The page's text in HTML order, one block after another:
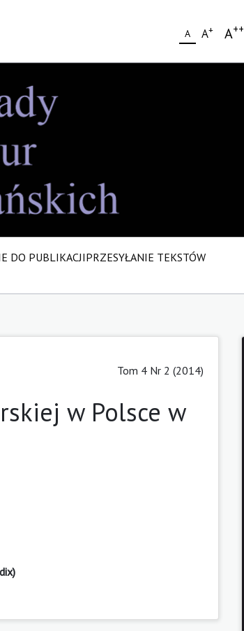
A A+ A++
DO PUBLIKACJIPRZESYŁANIE TEKSTÓW
Tom 4 Nr 2 (2014)
w Polsce w